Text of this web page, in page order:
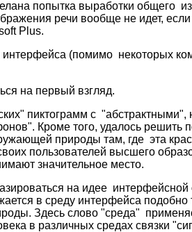
попытка выработки общего
речи вообще не идет, если
Plus.
(помимо некоторых
на первый взгляд.
пиктограмм с
Кроме того, удалось решить
природы там, где эта
пользователей высшего
значительное место.
на идее
в среду интерфейса подобно
Здесь слово "среда"
в различных средах связки